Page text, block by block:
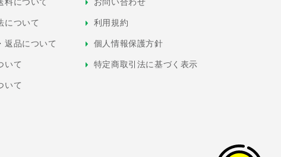
について
返品について
いて
いて
利用規約
個人情報保護方針
特定商取引法に基づく表示